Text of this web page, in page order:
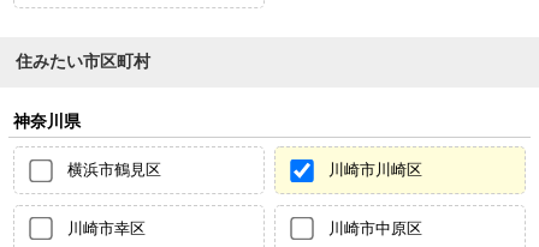
住みたい市区町村
神奈川県
横浜市鶴見区 川崎市川崎区
川崎市幸区 川崎市中原区